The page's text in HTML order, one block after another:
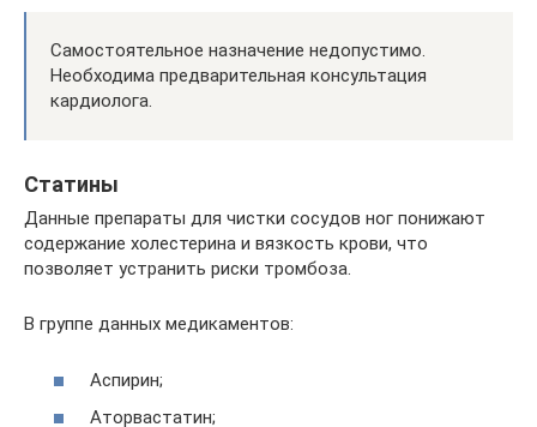
Самостоятельное назначение недопустимо.
Необходима предварительная консультация
кардиолога.
Статины
Данные препараты для чистки сосудов ног понижают
содержание холестерина и вязкость крови, что
позволяет устранить риски тромбоза.
В группе данных медикаментов:
Аспирин;
Аторвастатин;